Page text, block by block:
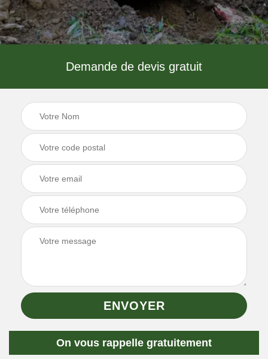
Demande de devis gratuit
On vous rappelle gratuitement